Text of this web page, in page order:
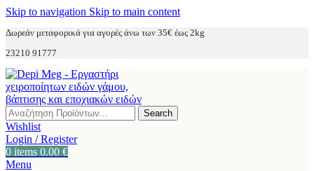
Skip to navigation Skip to main content
Δωρεάν μεταφορικά για αγορές άνω των 35€ έως 2kg
23210 91777
Search
Wishlist
Login / Register
0 items 0.00 €
Menu